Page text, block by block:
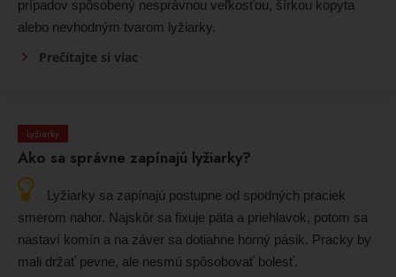
prípadov spôsobený nesprávnou veľkosťou, šírkou kopyta
alebo nevhodným tvarom lyžiarky.
Prečítajte si viac
Lyžiarky
Ako sa správne zapínajú lyžiarky?
Lyžiarky sa zapínajú postupne od spodných praciek
smerom nahor. Najskôr sa fixuje päta a priehlavok, potom sa
nastaví komín a na záver sa dotiahne horný pásik. Pracky by
mali držať pevne, ale nesmú spôsobovať bolesť.